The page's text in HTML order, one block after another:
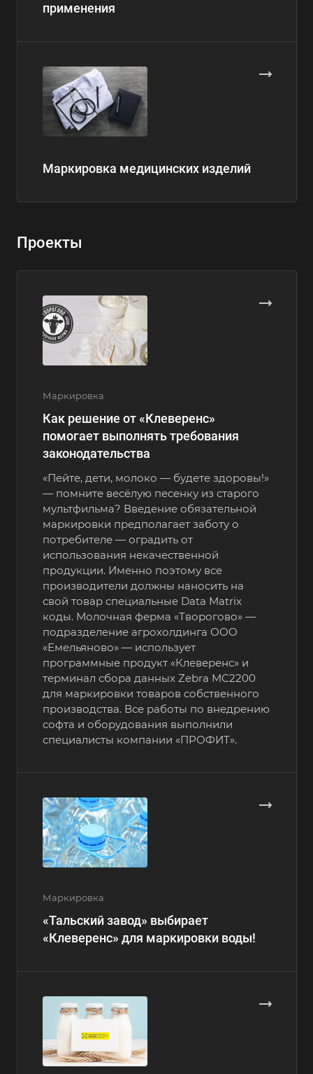
применения
Маркировка медицинских изделий
Проекты
Маркировка
Как решение от «Клеверенс»
помогает выполнять требования
законодательства
«Пейте, дети, молоко — будете здоровы!»
— помните весёлую песенку из старого
мультфильма? Введение обязательной
маркировки предполагает заботу о
потребителе — оградить от
использования некачественной
продукции. Именно поэтому все
производители должны наносить на
свой товар специальные Data Matrix
коды. Молочная ферма «Творогово» —
подразделение агрохолдинга ООО
«Емельяново» — использует
программные продукт «Клеверенс» и
терминал сбора данных Zebra MC2200
для маркировки товаров собственного
производства. Все работы по внедрению
софта и оборудования выполнили
специалисты компании «ПРОФИТ».
Маркировка
«Тальский завод» выбирает
«Клеверенс» для маркировки воды!